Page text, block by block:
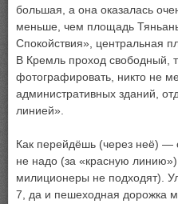
большая, а она оказалась
меньше, чем площадь
Спокойствия», центральная
В Кремль проход свободный,
фотографировать, никто не
административных зданий,
линией».
Как перейдёшь (через неё) —
не надо (за «красную линию»)
милиционеры не подходят).
7, да и пешеходная дорожка